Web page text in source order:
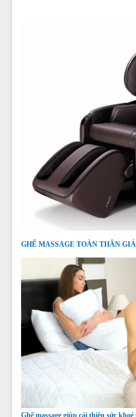
GHẾ MASSAGE TOÀN THÂN